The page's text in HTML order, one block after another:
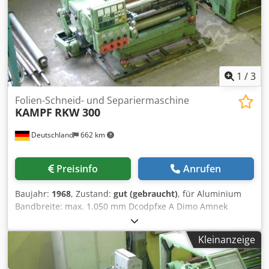
1 /3
Deutschland 662 km
Folien-Schneid- und Separiermaschine
KAMPF RKW 300
Preisinfo Anrufen
Baujahr: 1968, Zustand: gut (gebraucht), für Aluminium
Bandbreite: max. 1.050 mm Dcodpfxe A Dimo Amnek
Kleinanzeige